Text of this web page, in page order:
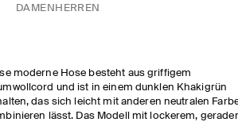
DAMEN HERREN
moderne Hose besteht aus griffigem
und ist in einem dunklen Khakigrün
das sich leicht mit anderen neutralen
lässt. Das Modell mit lockerem,